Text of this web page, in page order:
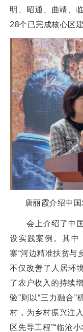
明、昭通、曲靖、
28个已完成核心区
唐丽霞介绍中
会上介绍了中国
设实践案例。其中
寨“河边精准扶贫与
不仅改善了人居环
了农户收入的持续
验”则以“三力融合
村，为乡村振兴注
区先导工程”“临沧